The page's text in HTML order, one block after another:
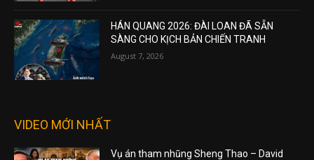
HÁN QUANG 2026: ĐÀI LOAN ĐÃ SẴN
SÀNG CHO KỊCH BẢN CHIẾN TRANH
August 7, 2026
VIDEO MỚI NHẤT
Vụ án tham nhũng Sheng Thao – David